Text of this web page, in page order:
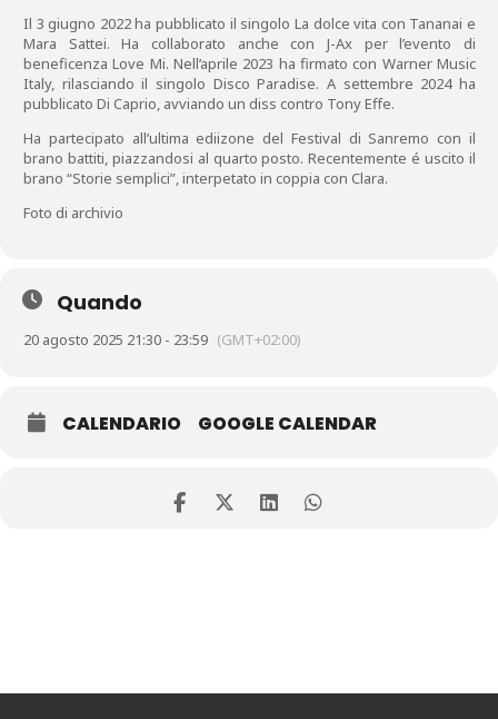
Il 3 giugno 2022 ha pubblicato il singolo La dolce vita con Tananai e
Mara Sattei. Ha collaborato anche con J-Ax per l’evento di
beneficenza Love Mi. Nell’aprile 2023 ha firmato con Warner Music
Italy, rilasciando il singolo Disco Paradise. A settembre 2024 ha
pubblicato Di Caprio, avviando un diss contro Tony Effe.
Ha partecipato all’ultima ediizone del Festival di Sanremo con il
brano battiti, piazzandosi al quarto posto. Recentemente é uscito il
brano “Storie semplici”, interpetato in coppia con Clara.
Foto di archivio
Quando
20 agosto 2025 21:30 - 23:59 (GMT+02:00)
CALENDARIO GOOGLE CALENDAR